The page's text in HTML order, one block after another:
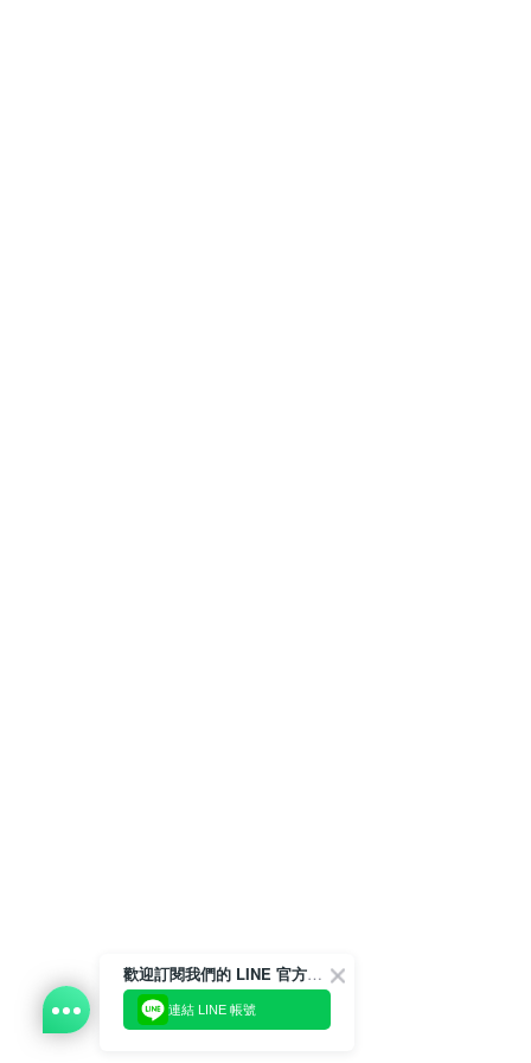
歡迎訂閱我們的 LINE 官方帳號
連結 LINE 帳號